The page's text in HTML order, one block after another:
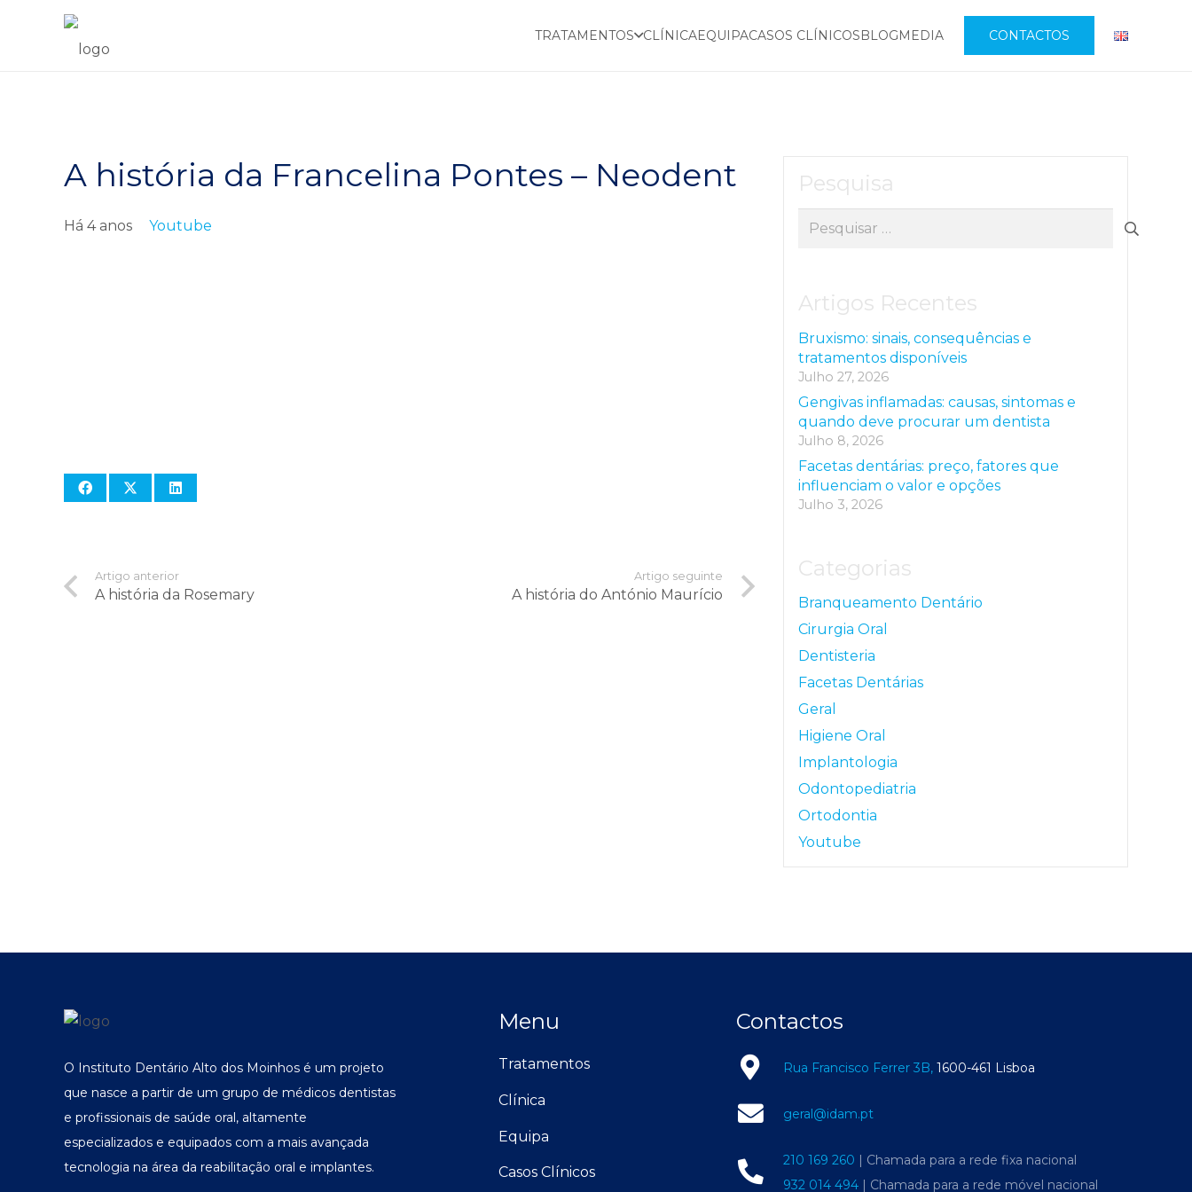
TRATAMENTOS CLÍNICAEQUIPACASOS CLÍNICOSBLOGMEDIA CONTACTOS
A história da Francelina Pontes – Neodent
Há 4 anos Youtube
Artigo anterior
A história da Rosemary
Artigo seguinte
A história do António Maurício
Pesquisa
Pesquisar
Artigos Recentes
Bruxismo: sinais, consequências e
tratamentos disponíveis
Julho 27, 2026
Gengivas inflamadas: causas, sintomas e
quando deve procurar um dentista
Julho 8, 2026
Facetas dentárias: preço, fatores que
influenciam o valor e opções
Julho 3, 2026
Categorias
Branqueamento Dentário
Cirurgia Oral
Dentisteria
Facetas Dentárias
Geral
Higiene Oral
Implantologia
Odontopediatria
Ortodontia
Youtube
O Instituto Dentário Alto dos Moinhos é um projeto
que nasce a partir de um grupo de médicos dentistas
e profissionais de saúde oral, altamente
especializados e equipados com a mais avançada
tecnologia na área da reabilitação oral e implantes.
Menu
Tratamentos
Clínica
Equipa
Casos Clínicos
Contactos
Rua Francisco Ferrer 3B,1600-461 Lisboa
geral@idam.pt
210 169 260 | Chamada para a rede fixa nacional
932 014 494| Chamada para a rede móvel nacional